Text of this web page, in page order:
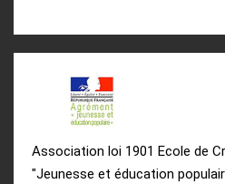
Association loi 1901 Ecole de
"Jeunesse et éducation